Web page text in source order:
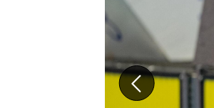
Quicklinks